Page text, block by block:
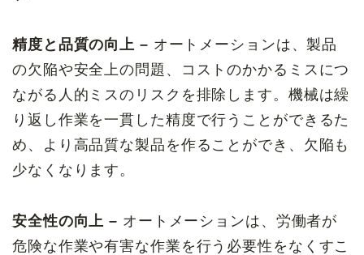
精度と品質の向上 – オートメーションは、製品
の欠陥や安全上の問題、コストのかかるミスにつ
ながる人的ミスのリスクを排除します。機械は繰
り返し作業を一貫した精度で行うことができるた
め、より高品質な製品を作ることができ、欠陥も
少なくなります。
安全性の向上 – オートメーションは、労働者が
危険な作業や有害な作業を行う必要性をなくすこ